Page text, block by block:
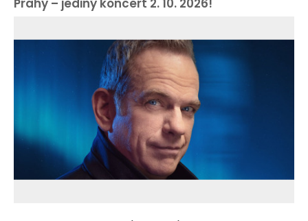
Prahy – jediný koncert 2. 10. 2026!